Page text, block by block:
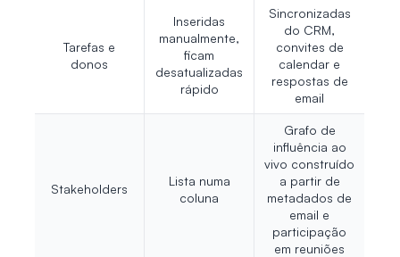
Tarefas e
donos
Inseridas
manualmente,
ficam
desatualizadas
rápido
Sincronizadas
do CRM,
convites de
calendar e
respostas de
email
Stakeholders
Lista numa
coluna
Grafo de
influência ao
vivo construído
a partir de
metadados de
email e
participação
em reuniões